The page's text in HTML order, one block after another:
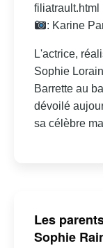
filiatrault.html
: Karine
L'actrice,
Sophie
Barrette au
dévoilé
sa célèbre
Les
Sophie